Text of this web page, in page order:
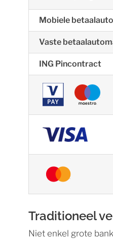
Mobiele
Vaste
ING Pincontract
Traditioneel
Niet enkel grote